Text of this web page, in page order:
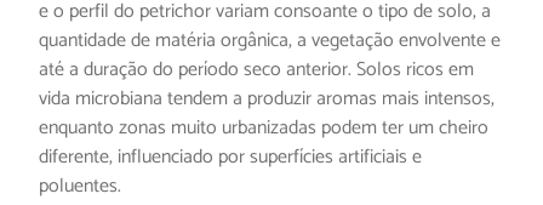
e o perfil do petrichor variam consoante o tipo de solo, a
quantidade de matéria orgânica, a vegetação envolvente e
até a duração do período seco anterior. Solos ricos em
vida microbiana tendem a produzir aromas mais intensos,
enquanto zonas muito urbanizadas podem ter um cheiro
diferente, influenciado por superfícies artificiais e
poluentes.